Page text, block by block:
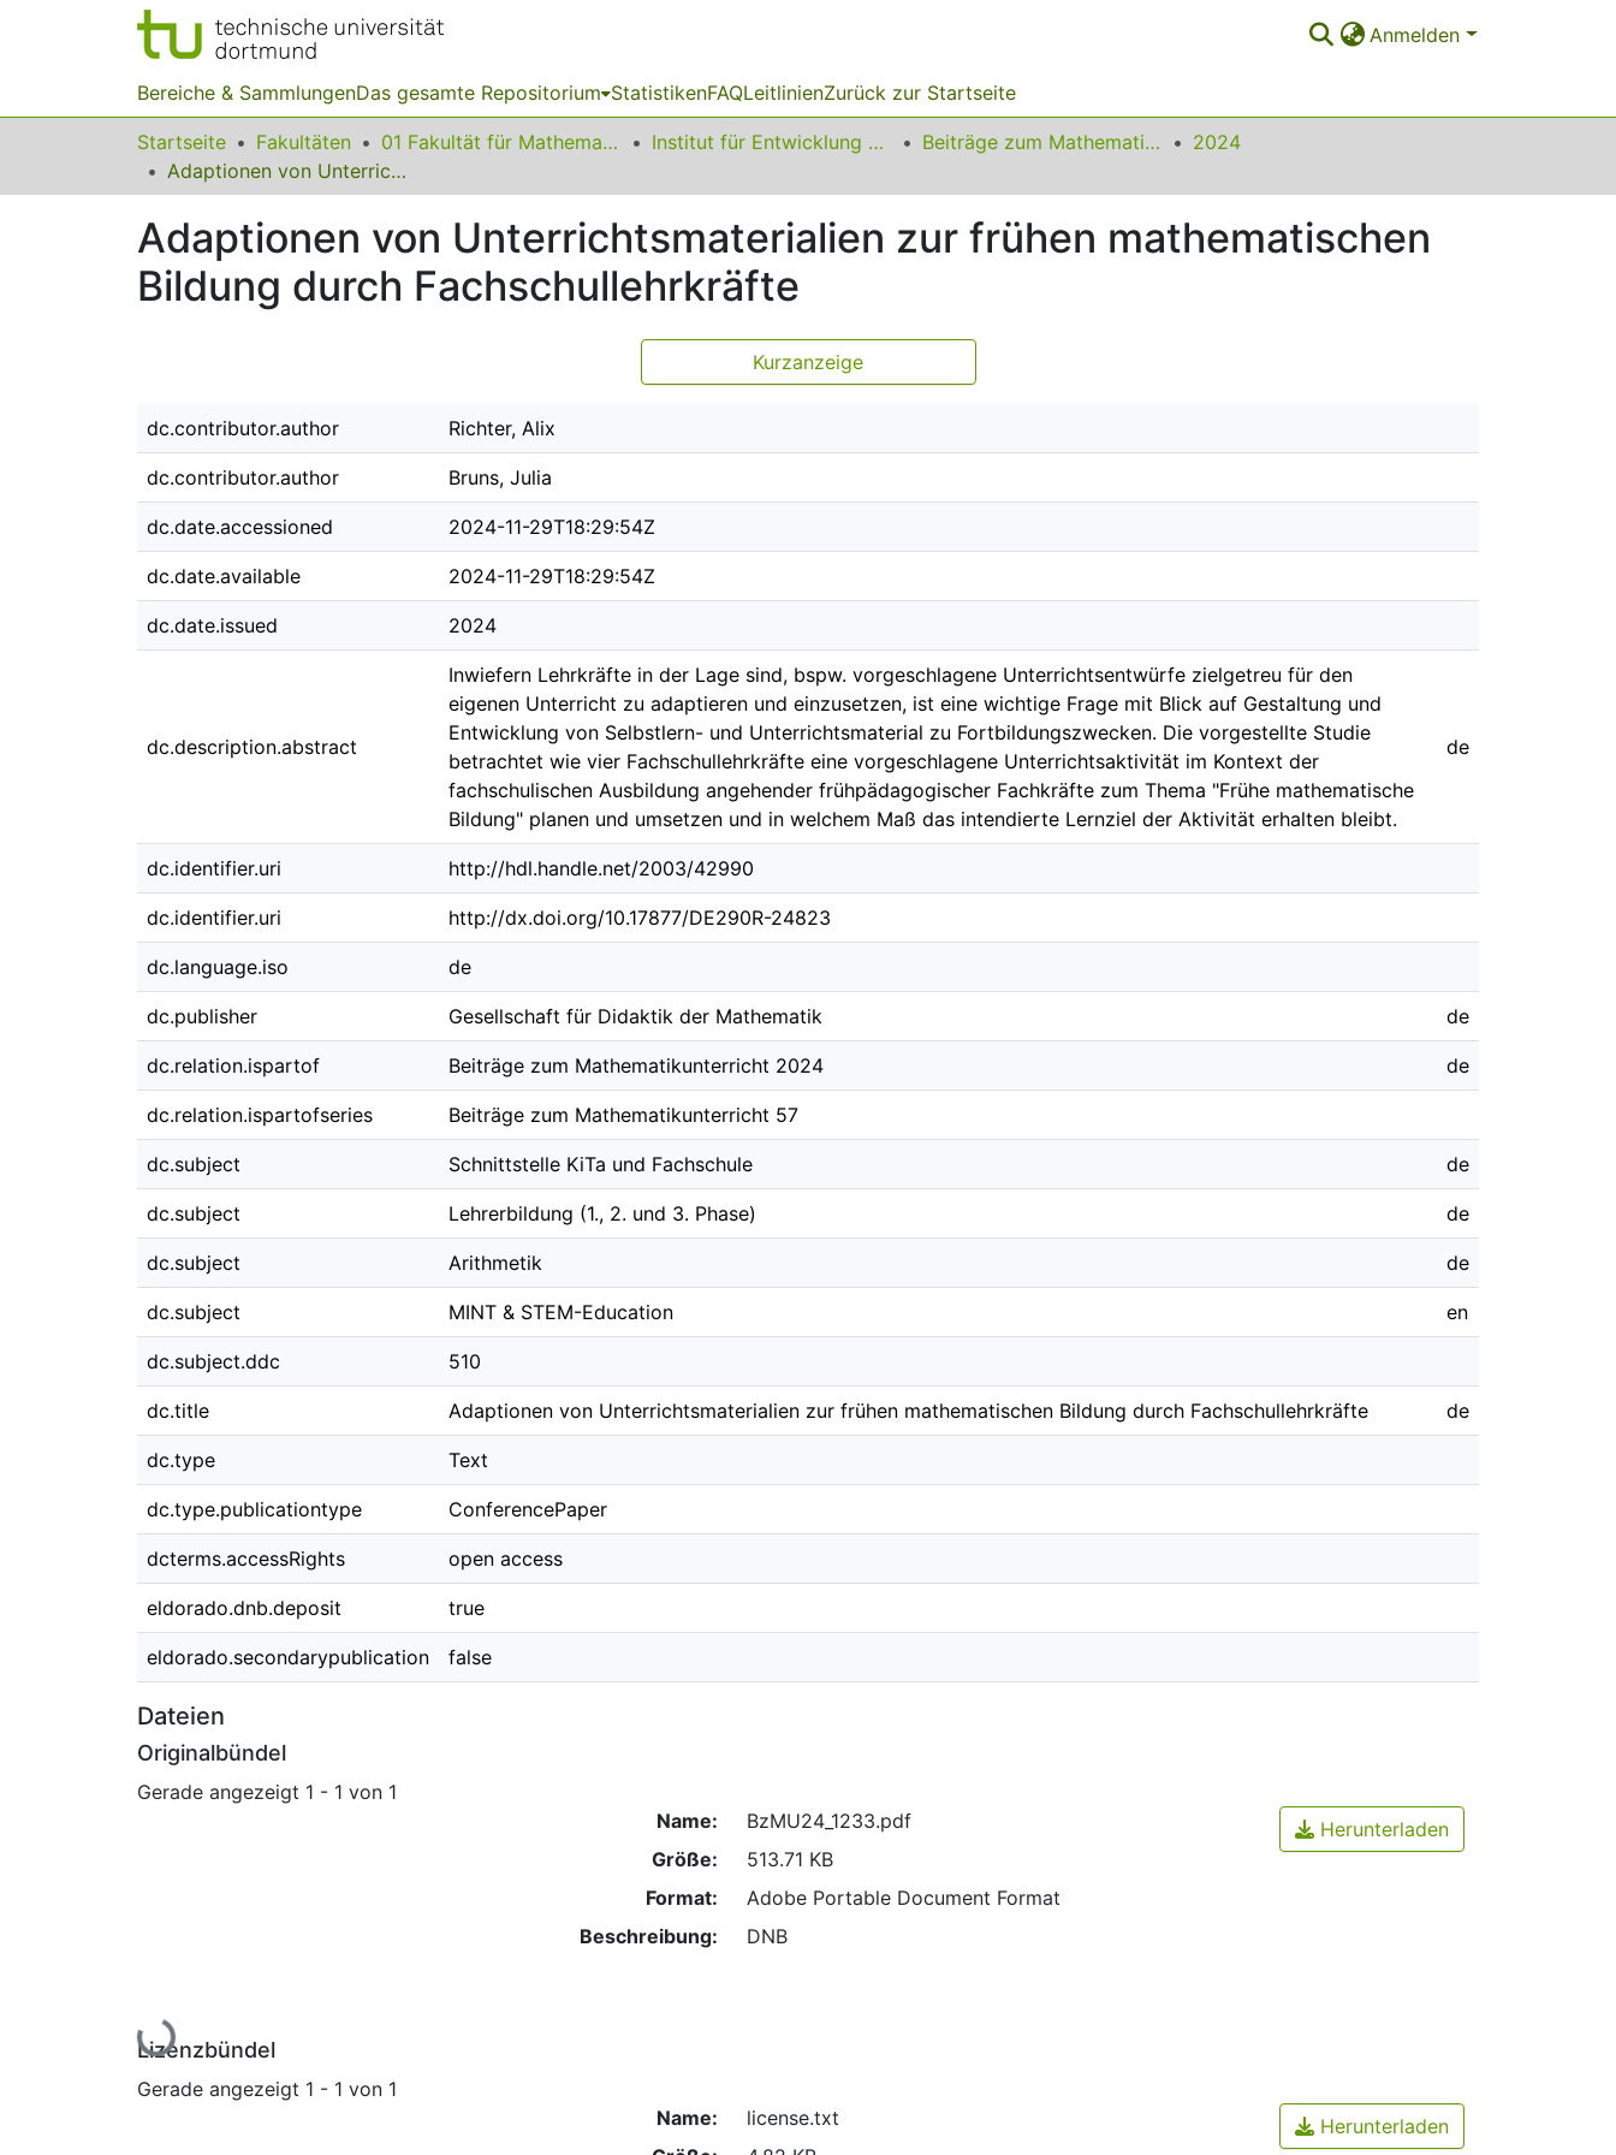
Anmelden
Bereiche & SammlungenDas gesamte Repositorium StatistikenFAQLeitlinienZurück zur Startseite
Startseite Fakultäten 01 Fakultät für Mathematik Institut für Entwicklung und Erforschung des Mathematikunterrichts Beiträge zum Mathematikunterricht
2024
Adaptionen von Unterrichtsmaterialien zur frühen mathematischen Bildung durch Fachschullehrkräfte
Adaptionen von Unterrichtsmaterialien zur frühen mathematischen
Bildung durch Fachschullehrkräfte
Kurzanzeige
dc.contributor.author Richter, Alix
dc.contributor.author Bruns, Julia
dc.date.accessioned 2024-11-29T18:29:54Z
dc.date.available 2024-11-29T18:29:54Z
dc.date.issued 2024
dc.description.abstract
Inwiefern Lehrkräfte in der Lage sind, bspw. vorgeschlagene Unterrichtsentwürfe zielgetreu für den
eigenen Unterricht zu adaptieren und einzusetzen, ist eine wichtige Frage mit Blick auf Gestaltung und
Entwicklung von Selbstlern- und Unterrichtsmaterial zu Fortbildungszwecken. Die vorgestellte Studie
betrachtet wie vier Fachschullehrkräfte eine vorgeschlagene Unterrichtsaktivität im Kontext der
fachschulischen Ausbildung angehender frühpädagogischer Fachkräfte zum Thema "Frühe mathematische
Bildung" planen und umsetzen und in welchem Maß das intendierte Lernziel der Aktivität erhalten bleibt.
de
dc.identifier.uri http://hdl.handle.net/2003/42990
dc.identifier.uri http://dx.doi.org/10.17877/DE290R-24823
dc.language.iso de
dc.publisher Gesellschaft für Didaktik der Mathematik de
dc.relation.ispartof Beiträge zum Mathematikunterricht 2024 de
dc.relation.ispartofseries Beiträge zum Mathematikunterricht 57
dc.subject Schnittstelle KiTa und Fachschule de
dc.subject Lehrerbildung (1., 2. und 3. Phase) de
dc.subject Arithmetik de
dc.subject MINT & STEM-Education en
dc.subject.ddc 510
dc.title Adaptionen von Unterrichtsmaterialien zur frühen mathematischen Bildung durch Fachschullehrkräfte de
dc.type Text
dc.type.publicationtype ConferencePaper
dcterms.accessRights open access
eldorado.dnb.deposit true
eldorado.secondarypublication false
Dateien
Originalbündel
Gerade angezeigt 1 - 1 von 1
Lade...
Name:
BzMU24_1233.pdf
Größe:
513.71 KB
Format:
Adobe Portable Document Format
Beschreibung:
DNB
Herunterladen
Lizenzbündel
Gerade angezeigt 1 - 1 von 1
Name:
license.txt
Herunterladen